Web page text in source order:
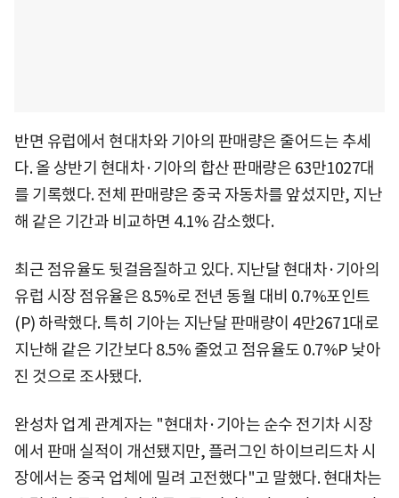
반면 유럽에서 현대차와 기아의 판매량은 줄어드는 추세
다. 올 상반기 현대차·기아의 합산 판매량은 63만1027대
를 기록했다. 전체 판매량은 중국 자동차를 앞섰지만, 지난
해 같은 기간과 비교하면 4.1% 감소했다.
최근 점유율도 뒷걸음질하고 있다. 지난달 현대차·기아의
유럽 시장 점유율은 8.5%로 전년 동월 대비 0.7%포인트
(P) 하락했다. 특히 기아는 지난달 판매량이 4만2671대로
지난해 같은 기간보다 8.5% 줄었고 점유율도 0.7%P 낮아
진 것으로 조사됐다.
완성차 업계 관계자는 "현대차·기아는 순수 전기차 시장
에서 판매 실적이 개선됐지만, 플러그인 하이브리드차 시
장에서는 중국 업체에 밀려 고전했다"고 말했다. 현대차는